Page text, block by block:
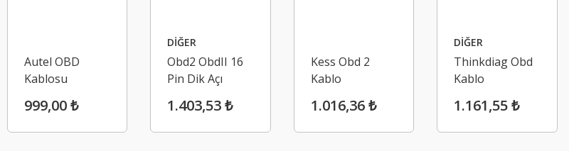
Autel OBD
Kablosu
999,00 ₺
DİĞER
Obd2 ObdII 16
Pin Dik Açı
Yuvarlak
Bölünmüş
1.403,53 ₺
Kess Obd 2
Kablo
1.016,36 ₺
DİĞER
Thinkdiag Obd
Kablo
1.161,55 ₺